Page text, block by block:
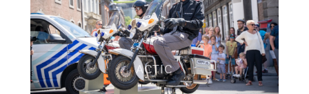
ACTIC